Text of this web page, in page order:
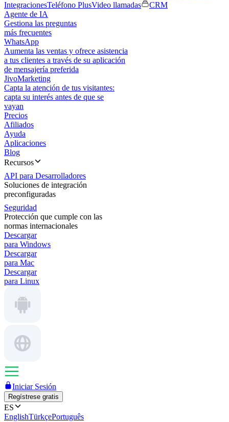
IntegracionesTeléfono PlusVideo llamadas
CRM
Agente de IA
Gestiona las preguntas
más frecuentes
WhatsApp
Aumenta las ventas y ofrece asistencia
a tus clientes a través de su aplicación
de mensajería preferida
JivoMarketing
Capta la atención de tus visitantes:
capta su interés antes de que se
vayan
Precios
Afiliados
Ayuda
Aplicaciones
Blog
Recursos
API para Desarrolladores
Soluciones de integración
preconfiguradas
Seguridad
Protección que cumple con las
normas internacionales
Descargar
para Windows
Descargar
para Mac
Descargar
para Linux
Iniciar Sesión
Regístrese gratis
ES
EnglishTürkçePortuguês